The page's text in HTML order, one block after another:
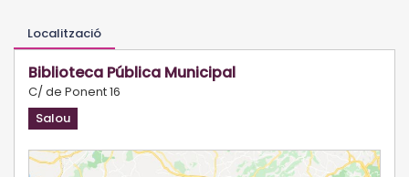
Localització
Biblioteca Pública Municipal
C/ de Ponent 16
Salou